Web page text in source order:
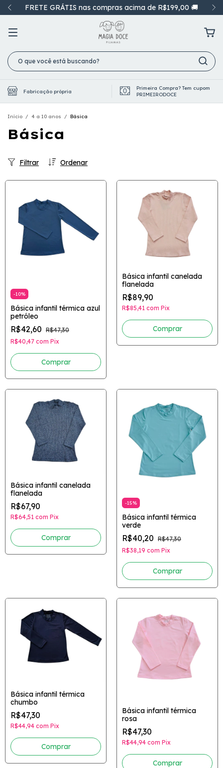
FRETE GRÁTIS nas compras acima de R$199,00 🚚
Fabricação própria
Primeira Compra? Tem cupom
PRIMEIRODOCE
Início / 4 a 10 anos / Básica
Básica
Ordenar
Filtrar
-10%
Básica infantil térmica azul
petróleo
R$42,60 R$47,30
R$40,47 com Pix
Comprar
Básica infantil canelada
flanelada
R$89,90
R$85,41 com Pix
Comprar
Básica infantil canelada
flanelada
R$67,90
R$64,51 com Pix
Comprar
-15%
Básica infantil térmica
verde
R$40,20 R$47,30
R$38,19 com Pix
Comprar
Básica infantil térmica
chumbo
R$47,30
R$44,94 com Pix
Comprar
Básica infantil térmica
rosa
R$47,30
R$44,94 com Pix
Comprar